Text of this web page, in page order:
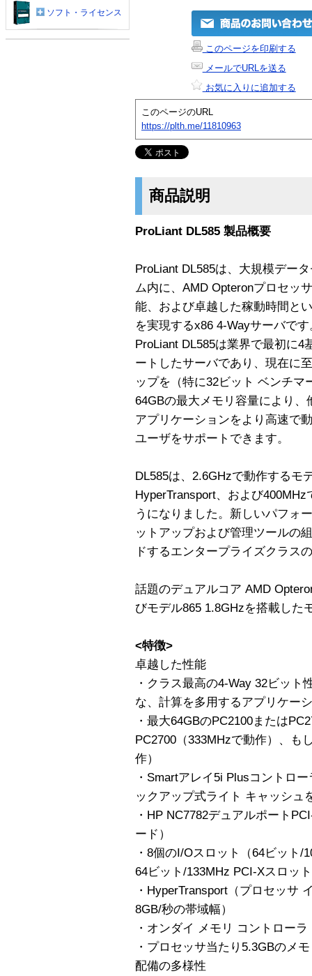
このページを印刷する
メールでURLを送る
お気に入りに追加する
このページのURL
https://plth.me/11810963
商品説明
ProLiant DL585 製品概要
ProLiant DL585は、大規模デー
ム内に、AMD Opteronプロセッ
能、および卓越した稼動時間と
を実現するx86 4-Wayサーバです
ProLiant DL585は業界で最初に4
ートしたサーバであり、現在に
ップを（特に32ビット ベンチ
64GBの最大メモリ容量により
アプリケーションをより高速で
ユーザをサポートできます。
DL585は、2.6GHzで動作するモ
HyperTransport、および
うになりました。新しいパフォ
ットアップおよび管理ツールの
ドするエンタープライズクラス
話題のデュアルコア AMD
びモデル865 1.8GHzを搭載した
<特徴>
卓越した性能
・クラス最高の4-Way 32ビッ
な、計算を多用するアプリケー
・最大64GBのPC2100または
PC2700（333MHzで動作）、も
作）
・Smartアレイ5i Plusコントロ
ックアップ式ライト キャッシュ
・HP NC7782デュアルポート
ード）
・8個のI/Oスロット（64ビット
64ビット/133MHz PCI-Xスロッ
・HyperTransport（プロセッサ
8GB/秒の帯域幅）
・オンダイ メモリ コントロー
・プロセッサ当たり5.3GBのメ
配備の多様性
ソフト・ライセンス